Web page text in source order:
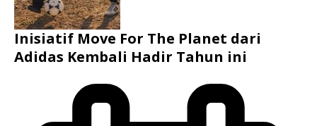
Inisiatif Move For The Planet dari
Adidas Kembali Hadir Tahun ini